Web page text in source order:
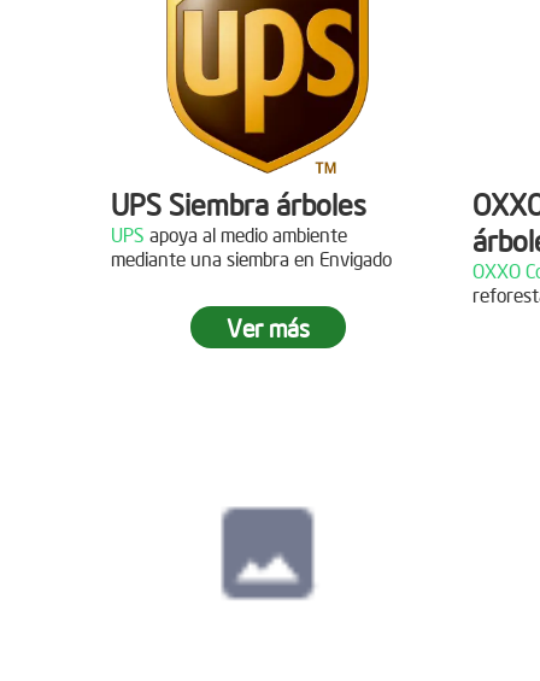
Descripción
¡Gracias al Grupo NW por
acompañarnos en nuestras jornadas
de reforestación!
04 de Diciembre de
UPS Siembra árboles
UPS apoya al medio ambiente
mediante una siembra en Envigado
Ver más
OXXO